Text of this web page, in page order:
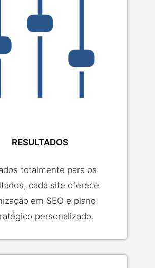
RESULTADOS
totalmente para os
cada site oferece
em SEO e plano
personalizado.